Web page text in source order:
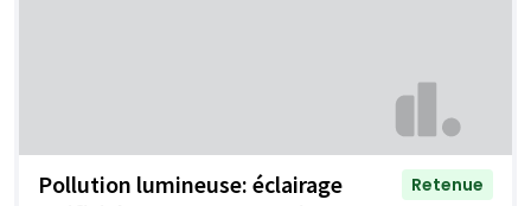
Pollution lumineuse: éclairage
Retenue